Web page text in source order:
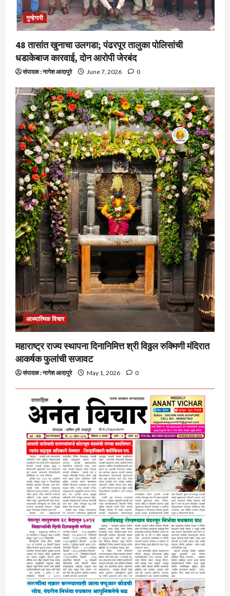
गुन्हेगारी
48 तासांत खुनाचा उलगडा; पंढरपूर तालुका पोलिसांची
धडाकेबाज कारवाई, दोन आरोपी जेरबंद
संपादक : नागेश आदापुरे June 7, 2026 0
आध्यात्मिक विचार
महाराष्ट्र राज्य स्थापना दिनानिमित्त श्री विठ्ठल रुक्मिणी मंदिरात
आकर्षक फुलांची सजावट
संपादक : नागेश आदापुरे May 1, 2026 0